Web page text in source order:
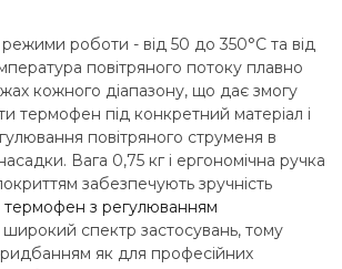
роботи - від 50 до 350°C та від
повітряного потоку плавно
кожного діапазону, що дає змогу
термофен під конкретний матеріал і
повітряного струменя в
Вага 0,75 кг і ергономічна ручка
забезпечують зручність
термофен з регулюванням
широкий спектр застосувань, тому
як для професійних